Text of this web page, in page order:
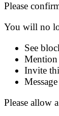
Please
You will no
See
Mention
Invite
Please allow